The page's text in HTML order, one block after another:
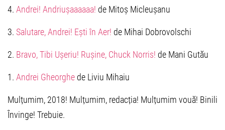
4. Andrei! Andriușaaaaaa! de Mitoș Micleușanu
3. Salutare, Andrei! Ești în Aer! de Mihai Dobrovolschi
2. Bravo, Tibi Ușeriu! Rușine, Chuck Norris! de Mani Gutău
1. Andrei Gheorghe de Liviu Mihaiu
Mulțumim, 2018! Mulțumim, redacția! Mulțumim vouă! Binili
Învinge! Trebuie.